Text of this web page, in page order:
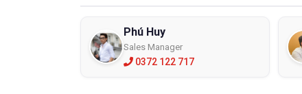
Phú Huy
Sales Manager
0372 122 717